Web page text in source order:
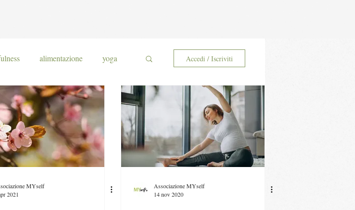
alimentazione yoga Accedi / Iscriviti
MYself
2021
Associazione MYself
14 nov 2020